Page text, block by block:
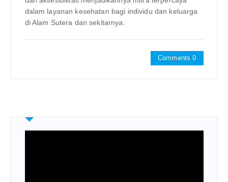
dalam layanan kesehatan bagi individu dan keluarga
di Alam Sutera dan sekitarnya.
Comments 0